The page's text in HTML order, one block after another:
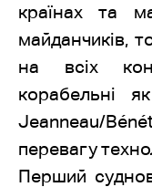
країнах та
майданчиків,
на всіх
корабельні
Jeanneau/
перевагу
Перший